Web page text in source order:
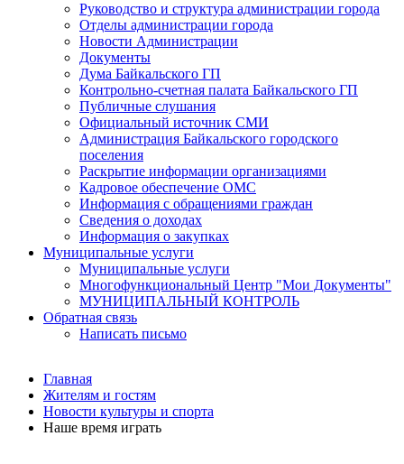
Руководство и структура администрации города
Отделы администрации города
Новости Администрации
Документы
Дума Байкальского ГП
Контрольно-счетная палата Байкальского ГП
Публичные слушания
Официальный источник СМИ
Администрация Байкальского городского
поселения
Раскрытие информации организациями
Кадровое обеспечение ОМС
Информация с обращениями граждан
Сведения о доходах
Информация о закупках
Муниципальные услуги
Муниципальные услуги
Многофункциональный Центр "Мои Документы"
МУНИЦИПАЛЬНЫЙ КОНТРОЛЬ
Обратная связь
Написать письмо
Главная
Жителям и гостям
Новости культуры и спорта
Наше время играть